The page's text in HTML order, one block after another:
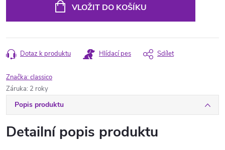
VLOŽIT DO KOŠÍKU
Dotaz k produktu Hlídací pes Sdílet
Značka:classico
Záruka: 2 roky
Popis produktu
Detailní popis produktu